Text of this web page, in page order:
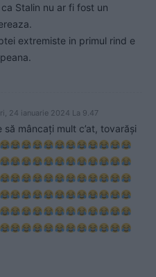
Stalin nu ar fi fost un
extremiste in primul rind e
24 ianuarie 2024 La 9.47
să mâncați mult c’at, tovarăși